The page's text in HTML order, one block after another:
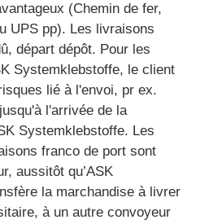
(Chemin de fer,
UPS pp). Les livraisons
départ dépôt. Pour les
Systemklebstoffe, le client
lié à l'envoi, pr ex.
l'arrivée de la
Systemklebstoffe. Les
franco de port sont
aussitôt qu’ASK
la marchandise à livrer
à un autre convoyeur